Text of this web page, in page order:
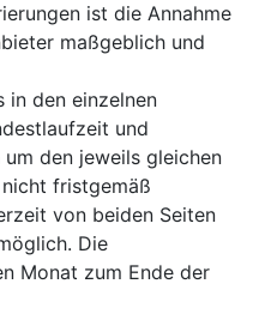
ist die Annahme
maßgeblich und
in den einzelnen
und
den jeweils gleichen
fristgemäß
von beiden Seiten
Die
Monat zum Ende der